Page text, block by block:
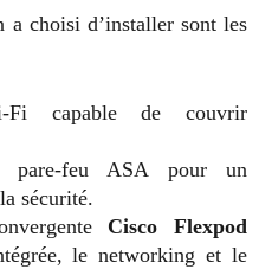
a choisi d’installer sont les
Fi capable de couvrir
pare-feu ASA pour un
sécurité.
Cisco Flexpod
le networking et le